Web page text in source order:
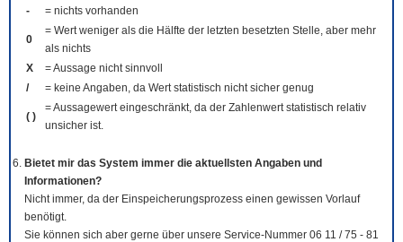
-
= nichts vorhanden
0
= Wert weniger als die Hälfte der letzten besetzten Stelle, aber mehr
als nichts
X
= Aussage nicht sinnvoll
/
= keine Angaben, da Wert statistisch nicht sicher genug
( )
= Aussagewert eingeschränkt, da der Zahlenwert statistisch relativ
unsicher ist.
Bietet mir das System immer die aktuellsten Angaben und
Informationen?
Nicht immer, da der Einspeicherungsprozess einen gewissen Vorlauf
benötigt.
Sie können sich aber gerne über unsere Service-Nummer 06 11 / 75 - 81